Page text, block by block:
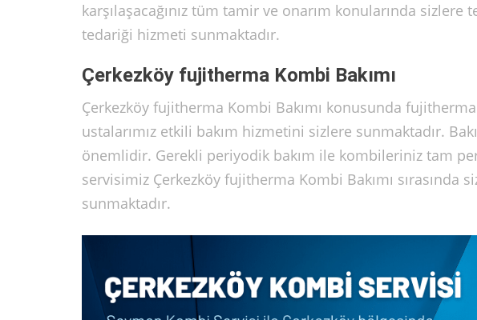
karşılaşacağınız tüm tamir ve onarım konularında
tedariği hizmeti sunmaktadır.
Çerkezköy fujitherma Kombi Bakımı
Çerkezköy fujitherma Kombi Bakımı konusunda
ustalarımız etkili bakım hizmetini sizlere sunmaktadır.
önemlidir. Gerekli periyodik bakım ile kombileriniz tam
servisimiz Çerkezköy fujitherma Kombi Bakımı sırasında
sunmaktadır.